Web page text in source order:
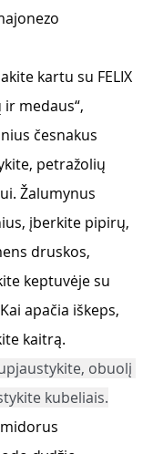
kartu su FELIX
ir medaus“,
česnakus
petražolių
Žalumynus
įberkite pipirų,
druskos,
keptuvėje su
apačia iškeps,
kaitrą.
obuolį
kubeliais.